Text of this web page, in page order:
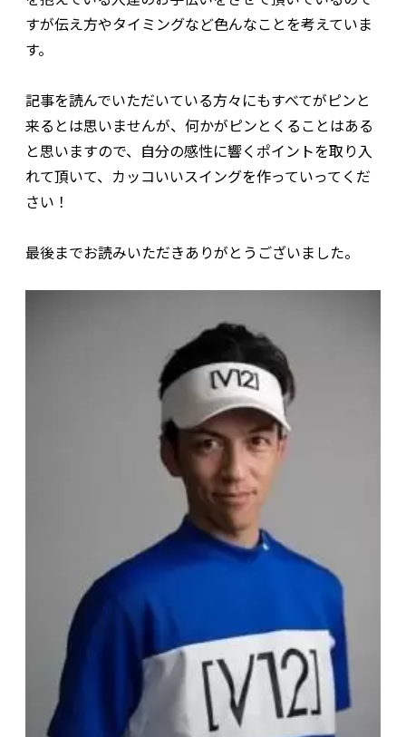
すが伝え方やタイミングなど色んなことを考えていま
す。
記事を読んでいただいている方々にもすべてがピンと
来るとは思いませんが、何かがピンとくることはある
と思いますので、自分の感性に響くポイントを取り入
れて頂いて、カッコいいスイングを作っていってくだ
さい！
最後までお読みいただきありがとうございました。